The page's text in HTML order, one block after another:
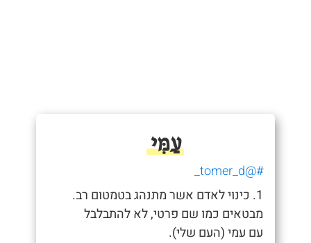
עַמִּי
#@tomer_d_
1. כינוי לאדם אשר מתנהג בטמטום רב.
מבטאים כמו שם פרטי, לא להתבלבל
עם עמי (העם שלי).